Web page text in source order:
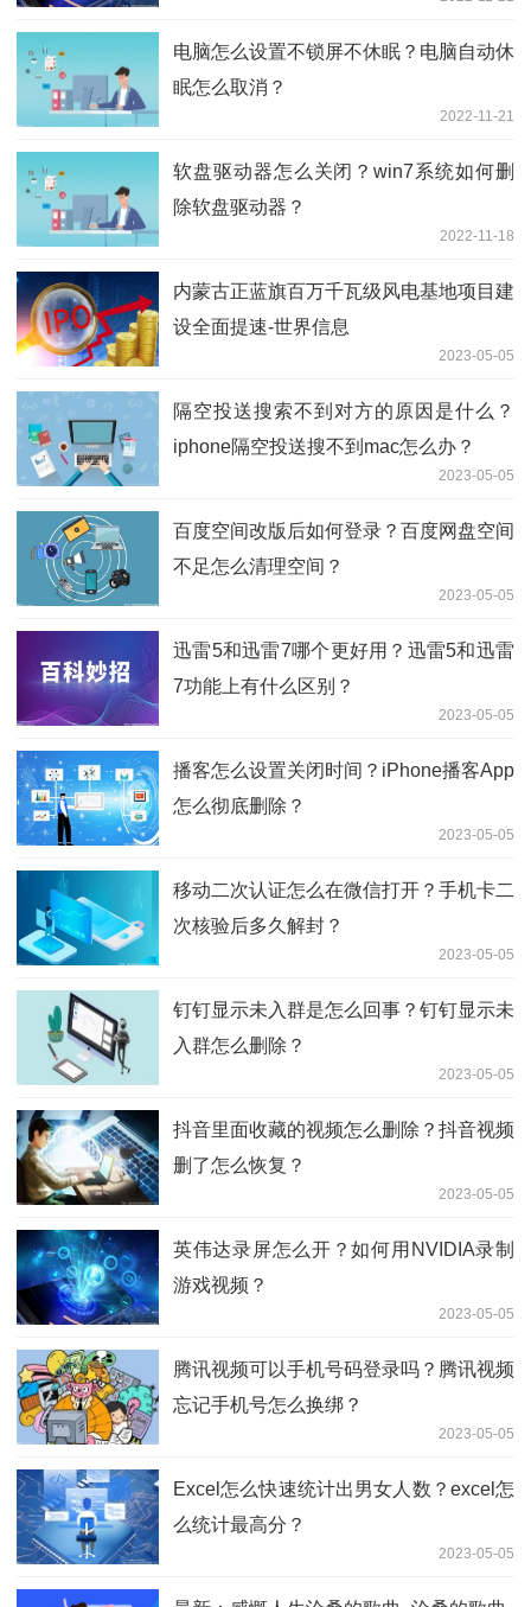
电脑怎么设置不锁屏不休眠？电脑自动休
眠怎么取消？
2022-11-21
软盘驱动器怎么关闭？win7系统如何删
除软盘驱动器？
2022-11-18
内蒙古正蓝旗百万千瓦级风电基地项目建
设全面提速-世界信息
2023-05-05
隔空投送搜索不到对方的原因是什么？
iphone隔空投送搜不到mac怎么办？
2023-05-05
百度空间改版后如何登录？百度网盘空间
不足怎么清理空间？
2023-05-05
迅雷5和迅雷7哪个更好用？迅雷5和迅雷
7功能上有什么区别？
2023-05-05
播客怎么设置关闭时间？iPhone播客App
怎么彻底删除？
2023-05-05
移动二次认证怎么在微信打开？手机卡二
次核验后多久解封？
2023-05-05
钉钉显示未入群是怎么回事？钉钉显示未
入群怎么删除？
2023-05-05
抖音里面收藏的视频怎么删除？抖音视频
删了怎么恢复？
2023-05-05
英伟达录屏怎么开？如何用NVIDIA录制
游戏视频？
2023-05-05
腾讯视频可以手机号码登录吗？腾讯视频
忘记手机号怎么换绑？
2023-05-05
Excel怎么快速统计出男女人数？excel怎
么统计最高分？
2023-05-05